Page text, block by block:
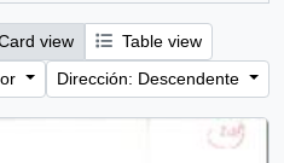
view
Table view
Dirección: Descendente